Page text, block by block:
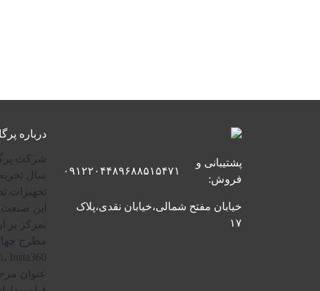
پشتیبانی و
فروش:
۸۸۵۱۵۴۷۱۰۹۱۲۲۰۴۴۸۹۶
خیابان مفتح شمالی،خیابان نقدی،پلاک
۱۷
درباره
سال
تجهیزات
این
تمرکز بر
عنوان